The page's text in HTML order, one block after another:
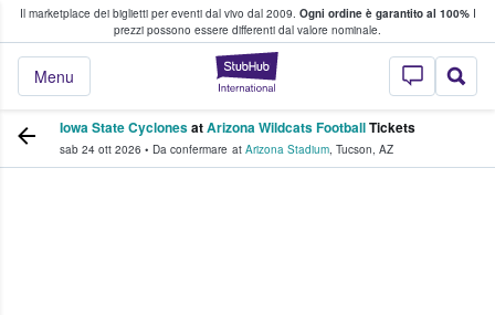
Il marketplace dei biglietti per eventi dal vivo dal 2009. Ogni ordine è garantito al 100%I
prezzi possono essere differenti dal valore nominale.
StubHub - Dove
Menu
fan comprano e vendono biglietti
Iowa State CyclonesatArizona Wildcats FootballTickets
sab 24 ott 2026 • Da confermare at Arizona Stadium, Tucson, AZ